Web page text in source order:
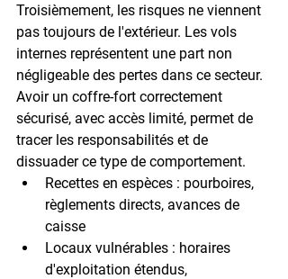
Troisièmement, les risques ne viennent
pas toujours de l'extérieur. Les vols
internes représentent une part non
négligeable des pertes dans ce secteur.
Avoir un coffre-fort correctement
sécurisé, avec accès limité, permet de
tracer les responsabilités et de
dissuader ce type de comportement.
Recettes en espèces : pourboires,
règlements directs, avances de
caisse
Locaux vulnérables : horaires
d'exploitation étendus,